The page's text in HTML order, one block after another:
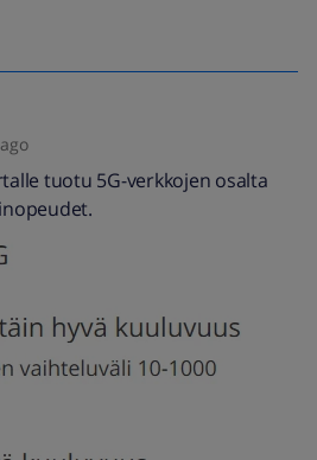
tuotu 5G-verkkojen osalta